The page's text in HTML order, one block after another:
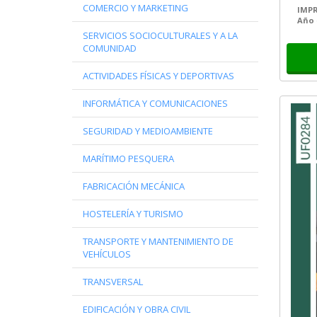
Año
Desarrollo de aplicaciones con tecnologías web
ACTIVIDADES AUXILIARES EN VIVEROS, JARDINES Y
ORGANIZACIÓN DEL TRANSPORTE Y LA DISTRIBUCIÓN
Organización y gestión de almacenes
Creación y gestión de viajes combinados y eventos
Dinamización, programación y desarrollo de
Servicios para el control de plagas (SEAG0110)
Gestión y control del aprovisionamiento
Otros Certificados profesionales
COMERCIO Y MARKETING
SERVICIOS SOCIOCULTURALES Y A LA
COMUNIDAD
ACTIVIDADES FÍSICAS Y DEPORTIVAS
INFORMÁTICA Y COMUNICACIONES
SEGURIDAD Y MEDIOAMBIENTE
MARÍTIMO PESQUERA
FABRICACIÓN MECÁNICA
HOSTELERÍA Y TURISMO
TRANSPORTE Y MANTENIMIENTO DE
VEHÍCULOS
TRANSVERSAL
EDIFICACIÓN Y OBRA CIVIL